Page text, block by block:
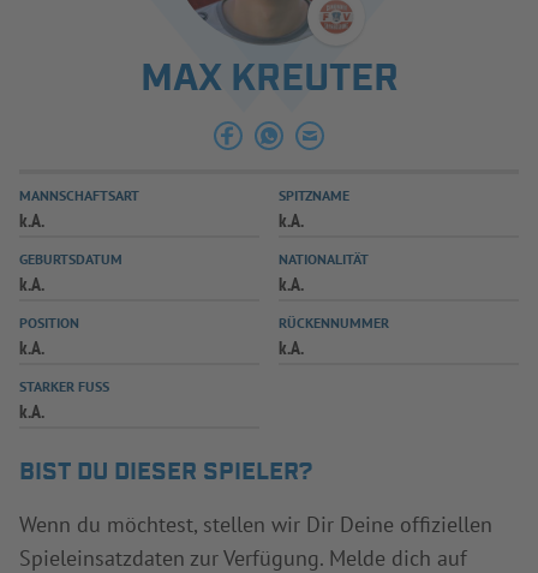
SPIELBETRIEB & VERBANDSLEBEN
AUSBILDUNG & FÖRDERUNG
SPIELPLUS
MAX KREUTER
MANNSCHAFTSART
k.A.
SPITZNAME
k.A.
GEBURTSDATUM
k.A.
NATIONALITÄT
k.A.
POSITION
k.A.
RÜCKENNUMMER
k.A.
STARKER FUSS
k.A.
BIST DU DIESER SPIELER?
Wenn du möchtest, stellen wir Dir Deine offiziellen
Spieleinsatzdaten zur Verfügung. Melde dich auf